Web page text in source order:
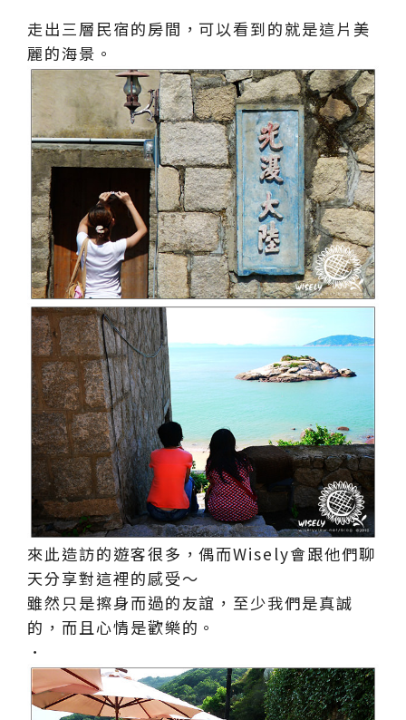
走出三層民宿的房間，可以看到的就是這片美
麗的海景。
來此造訪的遊客很多，偶而Wisely會跟他們聊
天分享對這裡的感受～
雖然只是擦身而過的友誼，至少我們是真誠
的，而且心情是歡樂的。
．